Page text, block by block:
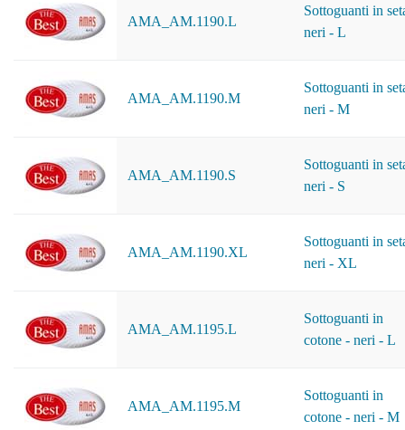
AMA_AM.1190.L
Sottoguanti in
neri - L
AMA_AM.1190.M
Sottoguanti in
neri - M
AMA_AM.1190.S
Sottoguanti in
neri - S
AMA_AM.1190.XL
Sottoguanti in
neri - XL
AMA_AM.1195.L
Sottoguanti in
cotone - neri - L
AMA_AM.1195.M
Sottoguanti in
cotone - neri - M